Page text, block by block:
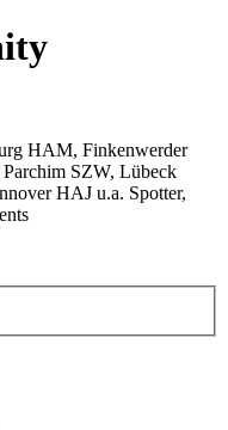
HAM, Finkenwerder
SZW, Lübeck
HAJ u.a. Spotter,